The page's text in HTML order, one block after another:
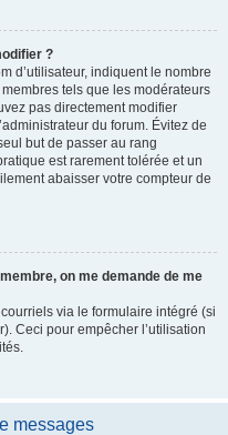
?
d’utilisateur, indiquent le nombre
tels que les modérateurs
pas directement modifier
du forum. Évitez de
but de passer au rang
est rarement tolérée et un
abaisser votre compteur de
on me demande de me
via le formulaire intégré (si
Ceci pour empêcher l’utilisation
messages